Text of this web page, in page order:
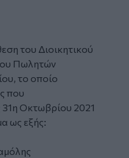
του Διοικητικού
Πωλητών
, το οποίο
που
Οκτωβρίου 2021
ως εξής: